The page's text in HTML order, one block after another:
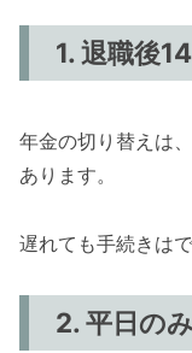
1. 退職後
年金の切り替えは
あります。
遅れても手続きは
2. 平日のみ